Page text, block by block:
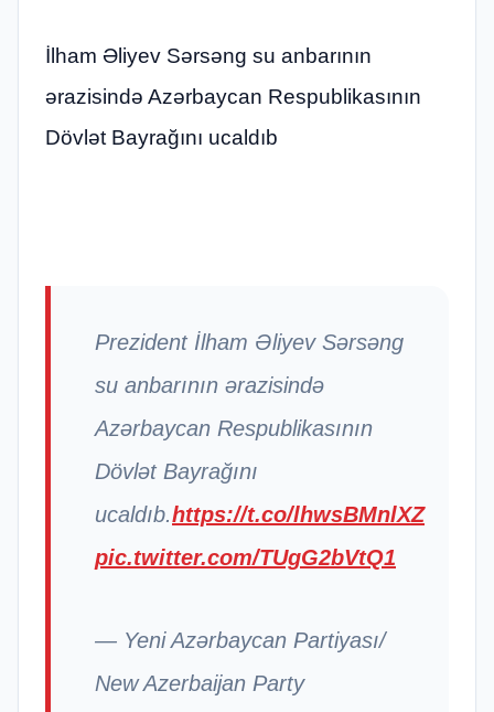
İlham Əliyev Sərsəng su anbarının
ərazisində Azərbaycan Respublikasının
Dövlət Bayrağını ucaldıb
Prezident İlham Əliyev Sərsəng
su anbarının ərazisində
Azərbaycan Respublikasının
Dövlət Bayrağını
ucaldıb.https://t.co/lhwsBMnlXZ
pic.twitter.com/TUgG2bVtQ1
— Yeni Azərbaycan Partiyası/
New Azerbaijan Party